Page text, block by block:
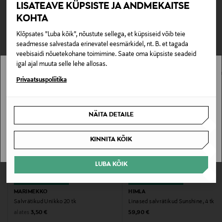
LISATEAVE KÜPSISTE JA ANDMEKAITSE
KOHTA
Klõpsates "Luba kõik", nõustute sellega, et küpsiseid võib teie
seadmesse salvestada erinevatel eesmärkidel, nt. B. et tagada
veebisaidi nõuetekohane toimimine. Saate oma küpsiste seadeid
igal ajal muuta selle lehe allosas.
Privaatsuspoliitika
NÄITA DETAILE
KINNITA KÕIK
LUBA KÕIK
Tootenumber
178273862
Materjal
100% lina
Suurus
45x45 CM
0,00 €
Tarnimine pakiautomaati või postkontorisse
0,00 € – 4,90 €
TEISED KLIENDID
VAATASID KA
MARIMEKKO
Salvrätikud Unikko 20 tk
alates Original Price
3,50 €
HIMLA
Linased salvrätikud Sunshine, 4 tk
Original Price
59,90 €
Stockmann pole Sinu riigis saadaval.
SAAN ARU